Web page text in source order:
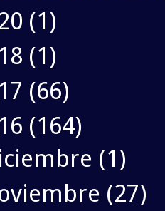
(1)
(1)
(66)
(164)
(1)
(27)